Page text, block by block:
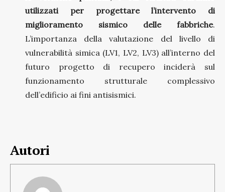
utilizzati per progettare l’intervento di
miglioramento sismico delle fabbriche.
L’importanza della valutazione del livello di
vulnerabilità simica (LV1, LV2, LV3) all’interno del
futuro progetto di recupero inciderà sul
funzionamento strutturale complessivo
dell’edificio ai fini antisismici.
Autori